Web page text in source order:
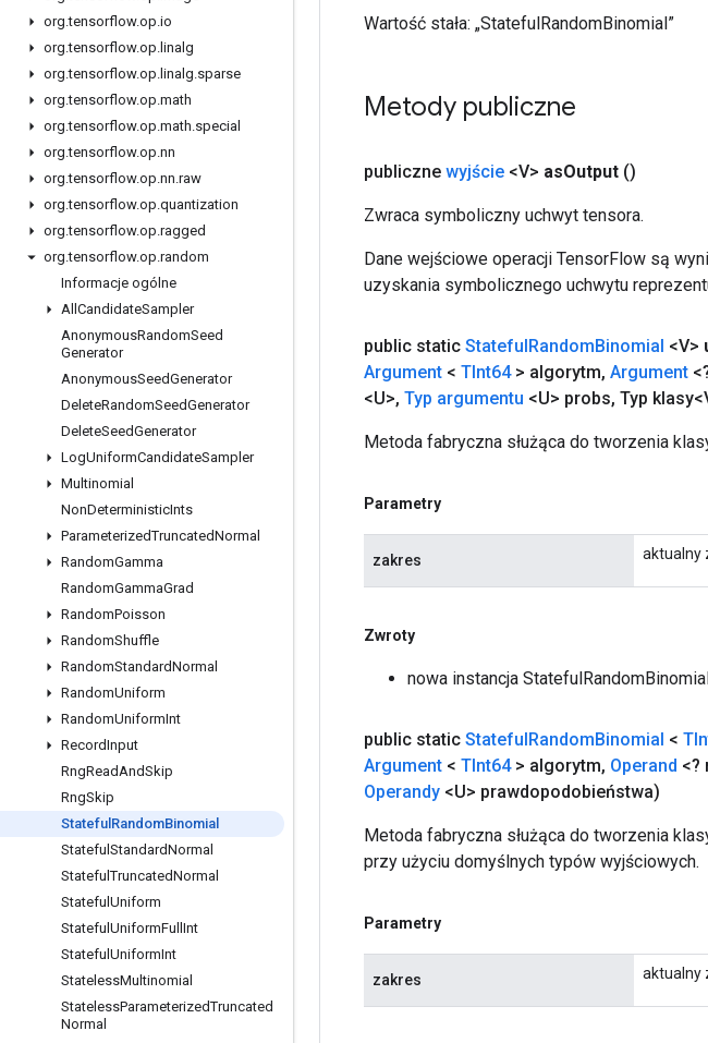
org.tensorflow.op.io
org.tensorflow.op. linalg
org.tensorflow.op. linalg.sparse
org.tensorflow.op.math
org.tensorflow.op.math.special
org.tensorflow.op.nn
org.tensorflow.op.nn.raw
org.tensorflow.op.quantization
org.tensorflow.op.ragged
org.tensorflow.op.random
Informacje ogólne
All CandidateSampler
AnonymousRandomSeed
Generator
AnonymousSeedGenerator
DeleteRandomSeedGenerator
DeleteSeedGenerator
LogUniformCandidateSampler
Multinomial
NonDeterministicInts
ParameterizedTruncatedNormal
RandomGamma
RandomGammaGrad
RandomPoisson
RandomShuffle
RandomStandardNormal
RandomUniform
RandomUniformInt
RecordInput
RngReadAndSkip
RngSkip
Stateful RandomBinomial
Stateful StandardNormal
StatefulTruncatedNormal
Stateful Uniform
Stateful UniformFull Int
Stateful UniformInt
StatelessMultinomial
StatelessParameterizedTruncated
Normal
Wartość stała: „StatefulRandomBinomial”
Metody publiczne
publiczne wyjście <V> asOutput ()
Zwraca symboliczny uchwyt tensora.
Dane wejściowe operacji TensorFlow są
uzyskania symbolicznego uchwytu
public static StatefulRandomBinomial <V>
Argument < TInt64> algorytm, Argument
<U>, Typ argumentu <U> probs, Typ
Metoda fabryczna służąca do tworzenia
Parametry
zakres aktualny
Zwroty
nowa instancja
public static StatefulRandomBinomial <
Argument < TInt64> algorytm, Operand <?
Operandy <U> prawdopodobieństwa)
Metoda fabryczna służąca do tworzenia
przy użyciu domyślnych typów wyjściowych.
Parametry
zakres aktualny